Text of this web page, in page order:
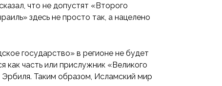
что не допустят «Второго
здесь не просто так, а нацелено
государство» в регионе не будет
как часть или прислужник «Великого
Эрбиля. Таким образом, Исламский мир